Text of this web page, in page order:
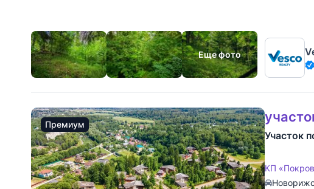
Еще фото
Премиум
Участок
КП